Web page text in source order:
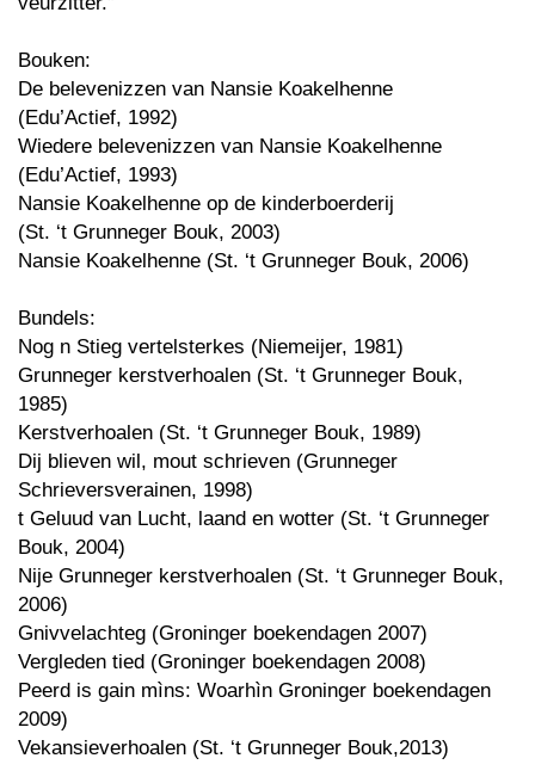
Bouken:
De belevenizzen van Nansie Koakelhenne
(Edu’Actief, 1992)
Wiedere belevenizzen van Nansie Koakelhenne
(Edu’Actief, 1993)
Nansie Koakelhenne op de kinderboerderij
(St. ‘t Grunneger Bouk, 2003)
Nansie Koakelhenne (St. ‘t Grunneger Bouk, 2006)
Bundels:
Nog n Stieg vertelsterkes (Niemeijer, 1981)
Grunneger kerstverhoalen (St. ‘t Grunneger Bouk,
1985)
Kerstverhoalen (St. ‘t Grunneger Bouk, 1989)
Dij blieven wil, mout schrieven (Grunneger
Schrieversverainen, 1998)
t Geluud van Lucht, laand en wotter (St. ‘t Grunneger
Bouk, 2004)
Nije Grunneger kerstverhoalen (St. ‘t Grunneger Bouk,
2006)
Gnivvelachteg (Groninger boekendagen 2007)
Vergleden tied (Groninger boekendagen 2008)
Peerd is gain mìns: Woarhìn Groninger boekendagen
2009)
Vekansieverhoalen (St. ‘t Grunneger Bouk,2013)